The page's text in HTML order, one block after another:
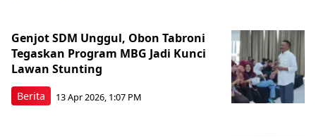
Berita
Genjot SDM Unggul, Obon Tabroni
Tegaskan Program MBG Jadi Kunci
Lawan Stunting
13 Apr 2026, 1:07 PM